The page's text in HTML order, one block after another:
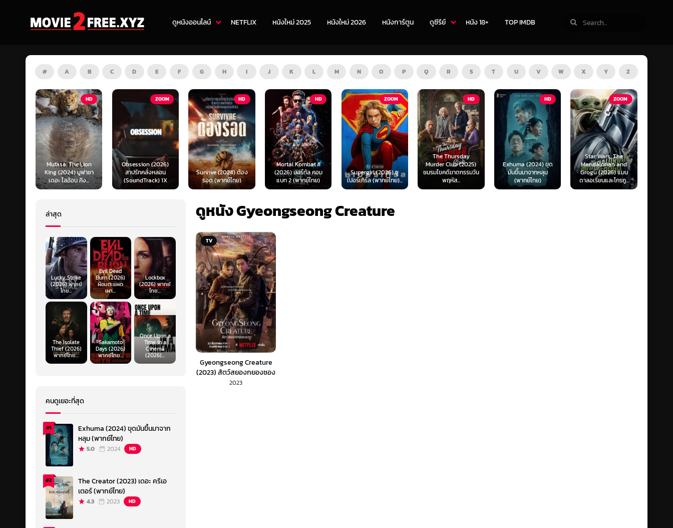
ดูหนังออนไลน์ NETFLIX หนังใหม่ 2025 หนังใหม่ 2026 หนังการ์ตูน ดูซีรีย์ หนัง 18+ TOP IMDB
# A B C D E F G H I J K L M N O P Q R S T U V W X Y Z
ZOOM
Obsession (2026)
สาปรักคลั่งหลอน
(SoundTrack) 1X
HD
Survive (2024) ต้อง
รอด (พากย์ไทย)
HD
Mortal Kombat II
(2026) มอร์ทัล คอม
แบท 2 (พากย์ไทย)
ZOOM
Supergirl (2026) ซู
เปอร์เกิร์ล (พากย์ไทย)...
HD
The Thursday
Murder Club (2025)
ชมรมไขคดีฆาตกรรมวัน
พฤหัส...
HD
Exhuma (2024) ขุด
มันขึ้นมาจากหลุม
(พากย์ไทย)
ZOOM
Star Wars: The
Mandalorian and
Grogu (2026) แมน
ดาลอเรี่ยนและโกรกู...
TV
The Last of Us
Season 1-2 (2025)
เดอะ ลาสต์ ออฟ อัส
ดูหนัง Gyeongseong Creature
TV
Gyeongseong Creature
(2023) สัตว์สยองกยองซอง
(พากย์ไทย)
2023
ล่าสุด
Lucky Strike
(2026) พากย์
ไทย...
Evil Dead
Burn (2026)
ผีอมตะแผด
เผา...
Lockbox
(2026) พากย์
ไทย...
The Isolate
Thief (2026)
พากย์ไทย...
Sakamoto
Days (2026)
พากย์ไทย...
Once Upon a
Time in a
Cinema
(2026)...
คนดูเยอะที่สุด
#1
Exhuma (2024) ขุดมันขึ้นมาจาก
หลุม (พากย์ไทย)
5.0 2024 HD
#2
The Creator (2023) เดอะ ครีเอ
เตอร์ (พากย์ไทย)
4.3 2023 HD